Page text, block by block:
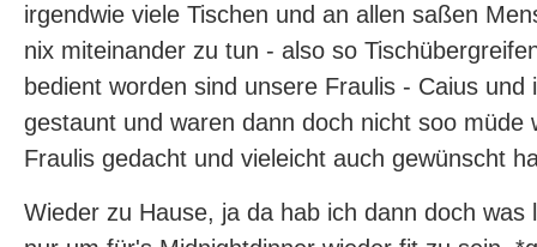
irgendwie viele Tischen und an allen saßen
nix miteinander zu tun - also so
bedient worden sind unsere Fraulis - Caius und
gestaunt und waren dann doch nicht soo müde
Fraulis gedacht und vieleicht auch gewünscht
Wieder zu Hause, ja da hab ich dann doch was